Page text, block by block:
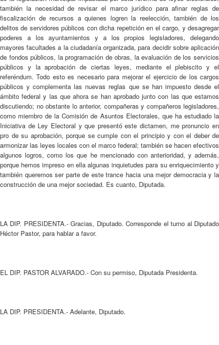
también la necesidad de revisar el marco jurídico para afinar reglas de
fiscalización de recursos a quienes logren la reelección, también de los
delitos de servidores públicos con dicha repetición en el cargo, y desagregar
poderes a los ayuntamientos y a los propios legisladores, delegando
mayores facultades a la ciudadanía organizada, para decidir sobre aplicación
de fondos públicos, la programación de obras, la evaluación de los servicios
públicos y la aprobación de ciertas leyes, mediante el plebiscito y el
referéndum. Todo esto es necesario para mejorar el ejercicio de los cargos
públicos y complementa las nuevas reglas que se han impuesto desde el
ámbito federal y las que ahora se han aprobado junto con las que estamos
discutiendo; no obstante lo anterior, compañeras y compañeros legisladores,
como miembro de la Comisión de Asuntos Electorales, que ha estudiado la
Iniciativa de Ley Electoral y que presentó este dictamen, me pronuncio en
pro de su aprobación, porque se cumple con el principio y con el deber de
armonizar las leyes locales con el marco federal; también se hacen efectivos
algunos logros, como los que he mencionado con anterioridad, y además,
porque hemos impreso en ella algunas inquietudes para su enriquecimiento y
también queremos ser parte de este trance hacia una mejor democracia y la
construcción de una mejor sociedad. Es cuanto, Diputada.
LA DIP. PRESIDENTA.- Gracias, Diputado. Corresponde el turno al Diputado
Héctor Pastor, para hablar a favor.
EL DIP. PASTOR ALVARADO.- Con su permiso, Diputada Presidenta.
LA DIP. PRESIDENTA.- Adelante, Diputado.